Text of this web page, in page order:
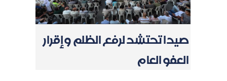
صيدا تحتشد لرفع الظلم وإقرار
العفو العام